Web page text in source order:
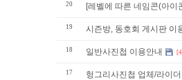
20 [레벨에 따른 네임콘(아이
19 시즌방, 동호회 게시판 이
18 일반사진첩 이용안내
17 헝그리사진첩 업체/라이